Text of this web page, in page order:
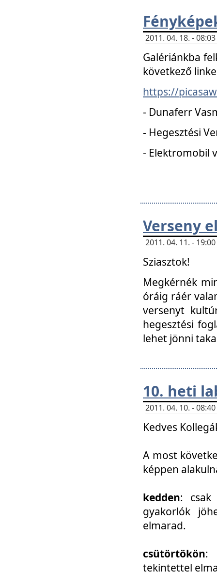
2011. 04. 18. -
Galériánkba
következő
https://
- Dunaferr
- Hegesztési
- Elektromobil
Verseny
2011. 04. 11. -
Sziasztok!
Megkérnék
óráig ráér
versenyt
hegesztési
lehet jönni
10. heti
2011. 04. 10. -
Kedves
A most
képpen
kedden: csak
gyakorlók
elmarad.
csütörtökön:
tekintettel